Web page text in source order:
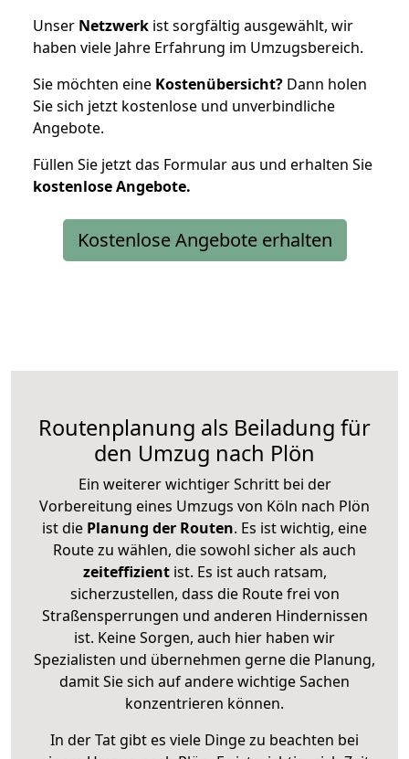
Unser Netzwerk ist sorgfältig ausgewählt, wir
haben viele Jahre Erfahrung im Umzugsbereich.
Sie möchten eine Kostenübersicht? Dann holen
Sie sich jetzt kostenlose und unverbindliche
Angebote.
Füllen Sie jetzt das Formular aus und erhalten Sie
kostenloseAngebote.
Kostenlose Angebote erhalten
Routenplanung als Beiladung für
den Umzug nach Plön
Ein weiterer wichtiger Schritt bei der
Vorbereitung eines Umzugs von Köln nach Plön
ist die Planung der Routen. Es ist wichtig, eine
Route zu wählen, die sowohl sicher als auch
zeiteffizientist. Es ist auch ratsam,
sicherzustellen, dass die Route frei von
Straßensperrungen und anderen Hindernissen
ist. Keine Sorgen, auch hier haben wir
Spezialisten und übernehmen gerne die Planung,
damit Sie sich auf andere wichtige Sachen
konzentrieren können.
In der Tat gibt es viele Dinge zu beachten bei